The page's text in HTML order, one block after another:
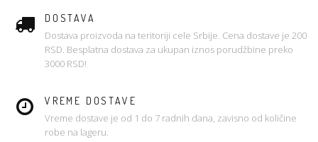
DOSTAVA
Dostava proizvoda na teritoriji cele Srbije. Cena dostave je 200
RSD. Besplatna dostava za ukupan iznos porudžbine preko
3000 RSD!
VREME DOSTAVE
Vreme dostave je od 1 do 7 radnih dana, zavisno od količine
robe na lageru.